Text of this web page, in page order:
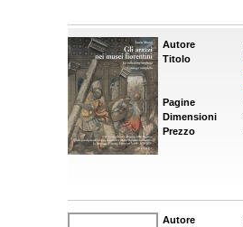
Autore
Titolo
Pagine
Dimensioni
Prezzo
Autore